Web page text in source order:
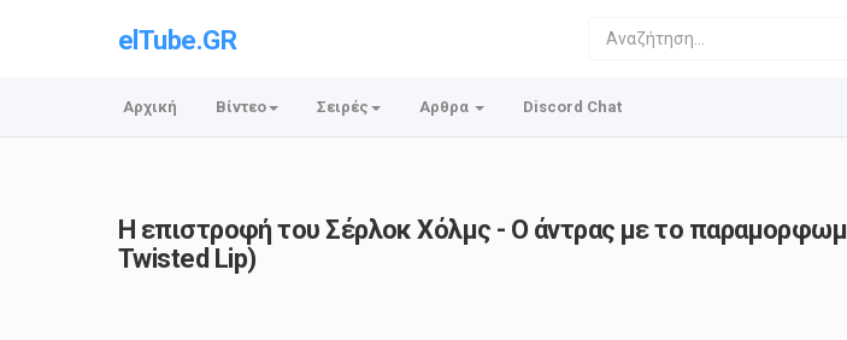
elTube.GR
Αρχική Βίντεο Σειρές Αρθρα Discord Chat
Η επιστροφή του Σέρλοκ Χόλμς - Ο άντρας με το
Twisted Lip)